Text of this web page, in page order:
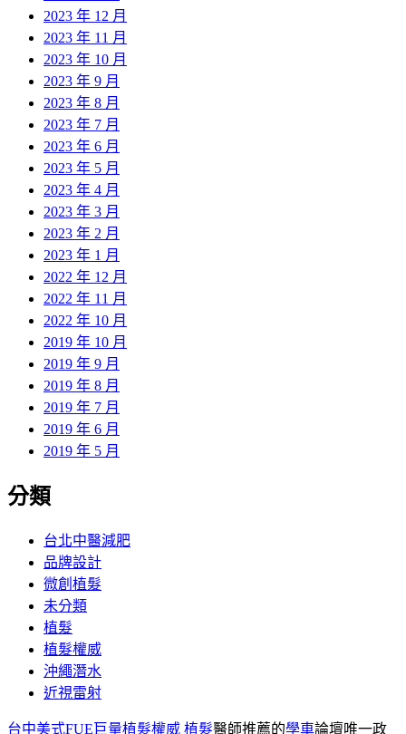
2023 年 12 月
2023 年 11 月
2023 年 10 月
2023 年 9 月
2023 年 8 月
2023 年 7 月
2023 年 6 月
2023 年 5 月
2023 年 4 月
2023 年 3 月
2023 年 2 月
2023 年 1 月
2022 年 12 月
2022 年 11 月
2022 年 10 月
2019 年 10 月
2019 年 9 月
2019 年 8 月
2019 年 7 月
2019 年 6 月
2019 年 5 月
分類
台北中醫減肥
品牌設計
微創植髮
未分類
植髮
植髮權威
沖繩潛水
近視雷射
台中美式FUE巨量植髮權威 植髮醫師推薦的學車論壇唯一政